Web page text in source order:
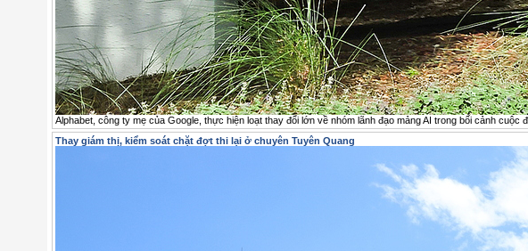
Alphabet, công ty mẹ của Google, thực hiện loạt thay đổi lớn về nhóm lãnh đạo mảng AI trong bối cảnh cuộc
Thay giám thị, kiểm soát chặt đợt thi lại ở chuyên Tuyên Quang